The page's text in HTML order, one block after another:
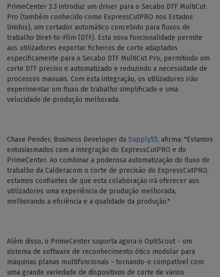
PrimeCenter 3.3 introduz um driver para o Secabo DTF MultiCut
Pro (também conhecido como ExpressCutPRO nos Estados
Unidos), um cortador automático concebido para fluxos de
trabalho Diret-to-Film (DTF). Esta nova funcionalidade permite
aos utilizadores exportar ficheiros de corte adaptados
especificamente para o Secabo DTF MultiCut Pro, permitindo um
corte DTF preciso e automatizado e reduzindo a necessidade de
processos manuais. Com esta integração, os utilizadores irão
experimentar um fluxo de trabalho simplificado e uma
velocidade de produção melhorada.
Chase Pender, Business Developer da Supply55, afirma: "Estamos
entusiasmados com a integração do ExpressCutPRO e do
PrimeCenter. Ao combinar a poderosa automatização do fluxo de
trabalho da Calderacom o corte de precisão do ExpressCutPRO,
estamos confiantes de que esta colaboração irá oferecer aos
utilizadores uma experiência de produção melhorada,
melhorando a eficiência e a qualidade da produção."
Além disso, o PrimeCenter suporta agora o OptiScout - um
sistema de software de reconhecimento ótico modular para
máquinas planas multifuncionais - tornando-o compatível com
uma grande variedade de dispositivos de corte de vários